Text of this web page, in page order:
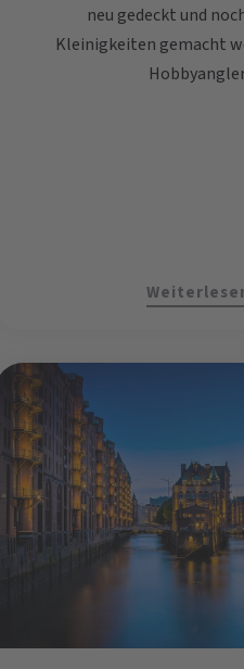
neu gedeckt und
Kleinigkeiten gemacht